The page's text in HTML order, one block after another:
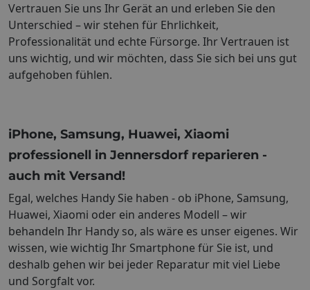
Vertrauen Sie uns Ihr Gerät an und erleben Sie den
Unterschied – wir stehen für Ehrlichkeit,
Professionalität und echte Fürsorge. Ihr Vertrauen ist
uns wichtig, und wir möchten, dass Sie sich bei uns gut
aufgehoben fühlen.
iPhone, Samsung, Huawei, Xiaomi
professionell in Jennersdorf reparieren -
auch mit Versand!
Egal, welches Handy Sie haben - ob iPhone, Samsung,
Huawei, Xiaomi oder ein anderes Modell – wir
behandeln Ihr Handy so, als wäre es unser eigenes. Wir
wissen, wie wichtig Ihr Smartphone für Sie ist, und
deshalb gehen wir bei jeder Reparatur mit viel Liebe
und Sorgfalt vor.